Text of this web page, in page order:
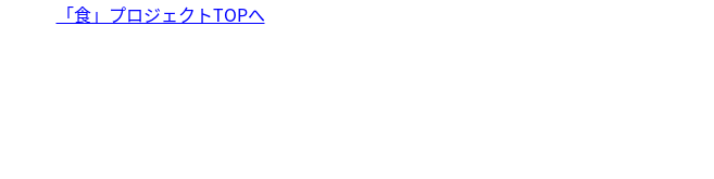
「食」プロジェクトTOPへ